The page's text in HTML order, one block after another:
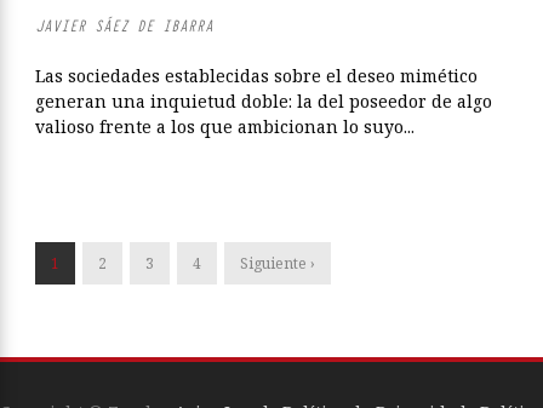
JAVIER SÁEZ DE IBARRA
Las sociedades establecidas sobre el deseo mimético
generan una inquietud doble: la del poseedor de algo
valioso frente a los que ambicionan lo suyo...
1 2 3 4 Siguiente ›